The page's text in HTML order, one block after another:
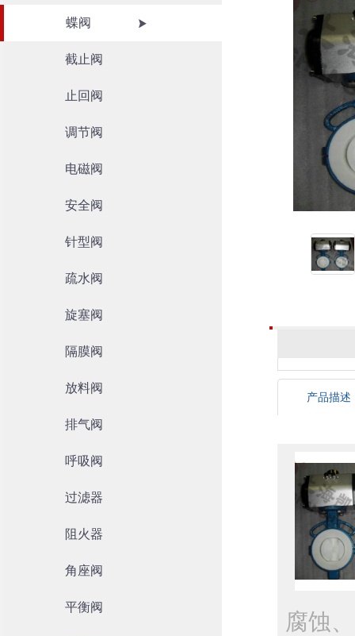
蝶阀
截止阀
止回阀
调节阀
电磁阀
安全阀
针型阀
疏水阀
旋塞阀
隔膜阀
放料阀
排气阀
呼吸阀
过滤器
阻火器
角座阀
平衡阀
产品描述
腐蚀